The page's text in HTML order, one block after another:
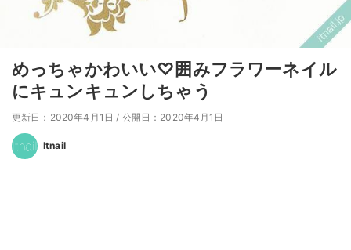
めっちゃかわいい♡囲みフラワーネイル
にキュンキュンしちゃう
更新日：2020年4月1日 / 公開日：2020年4月1日
Itnail